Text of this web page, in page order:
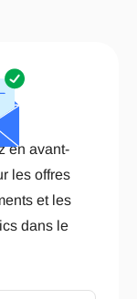
en avant-
les offres
et les
dans le